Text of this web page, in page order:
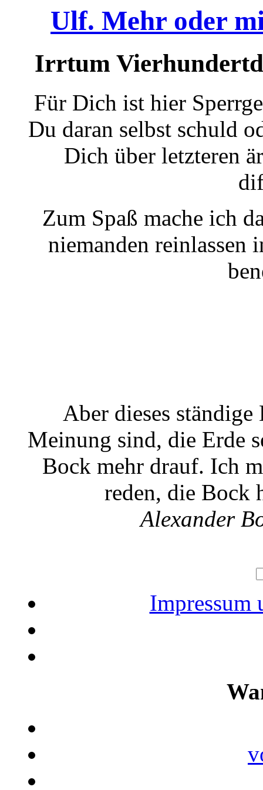
Ulf. Mehr oder
Irrtum
Für Dich ist hier
Du daran selbst schuld
Dich über letzteren
Zum Spaß mache ich
niemanden reinlassen
Aber dieses
Meinung sind, die Erde
Bock mehr drauf. Ich
reden, die Bock
Alexander
Impressum